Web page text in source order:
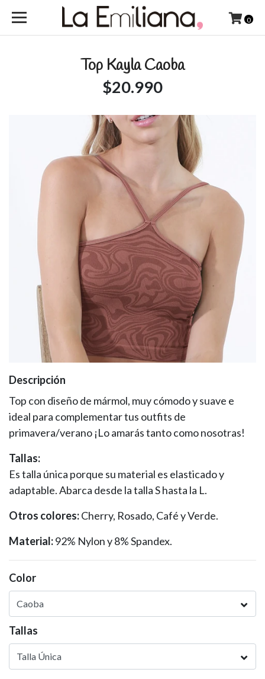
0
Top Kayla Caoba
$20.990
Descripción
Top con diseño de mármol, muy cómodo y suave e
ideal para complementar tus outfits de
primavera/verano ¡Lo amarás tanto como nosotras!
Tallas:
Es talla única porque su material es elasticado y
adaptable. Abarca desde la talla S hasta la L.
Otros colores:Cherry, Rosado, Café y Verde.
Material:92% Nylon y 8% Spandex.
Color
Tallas